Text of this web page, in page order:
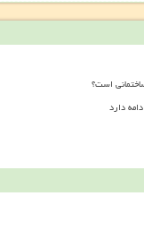
است؟